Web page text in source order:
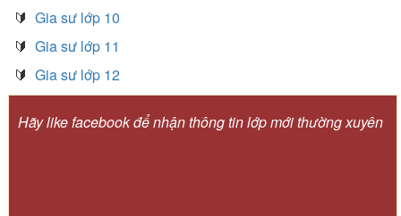
🔰 Gia sư lớp 10
🔰 Gia sư lớp 11
🔰 Gia sư lớp 12
Hãy like facebook để nhận thông tin lớp mới thường xuyên